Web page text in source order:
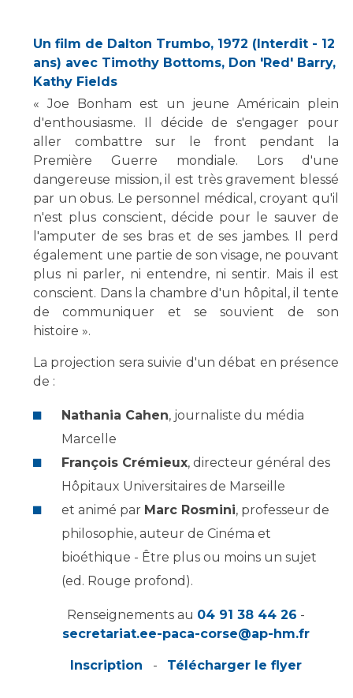
Vos droits, vos devoirs
Handicap
Handi 13
Pôle Médecine Physique et Réadaptation
Accueil sourds et malentendants
Charte Romain Jacob
Mouvement Parcours Handicap 13
Activité physique
Cancer
Médecine nucléaire
Maladies rares
Maternité Hôpital Nord
Vos représentants
La Commission Des Usagers (CDU)
Écoles et Instituts de Formation
Plateforme des internes
Professionnels de santé
Adresser un patient
Réseaux de soins
Adresser un examen au Laboratoire de Biologie
Médicale
Radiologie / Imagerie
Cancérologie
Les pôles d'activité médicale
Anatomie et Cytologie Pathologiques
Centres de référence Maladies Rares
Plateforme d'Expertise Maladies Rares
Presse / Multimédia
Communiqués de presse
Dossiers de presse
Médiathèque
Un film de Dalton Trumbo, 1972 (Interdit - 12
ans) avec Timothy Bottoms, Don 'Red' Barry,
Kathy Fields
« Joe Bonham est un jeune Américain plein
d'enthousiasme. Il décide de s'engager pour
aller combattre sur le front pendant la
Première Guerre mondiale. Lors d'une
dangereuse mission, il est très gravement blessé
par un obus. Le personnel médical, croyant qu'il
n'est plus conscient, décide pour le sauver de
l'amputer de ses bras et de ses jambes. Il perd
également une partie de son visage, ne pouvant
plus ni parler, ni entendre, ni sentir. Mais il est
conscient. Dans la chambre d'un hôpital, il tente
de communiquer et se souvient de son
histoire ».
La projection sera suivie d'un débat en présence
de :
Nathania Cahen, journaliste du média
Marcelle
François Crémieux, directeur général des
Hôpitaux Universitaires de Marseille
et animé par Marc Rosmini, professeur de
philosophie, auteur de Cinéma et
bioéthique - Être plus ou moins un sujet
(ed. Rouge profond).
Renseignements au 04 91 38 44 26 -
secretariat.ee-paca-corse@ap-hm.fr
Inscription - Télécharger le flyer